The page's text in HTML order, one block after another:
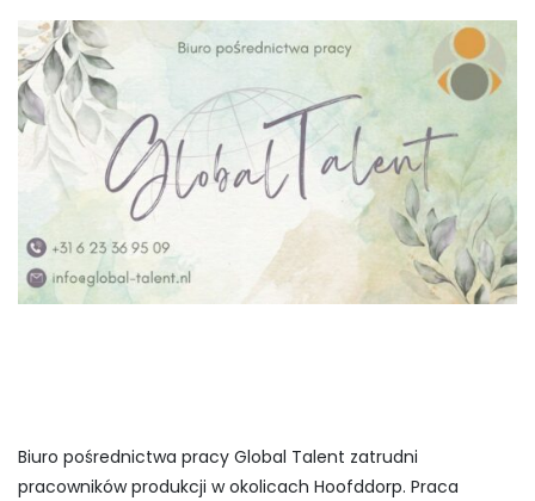
Biuro pośrednictwa pracy Global Talent zatrudni
pracowników produkcji w okolicach Hoofddorp. Praca